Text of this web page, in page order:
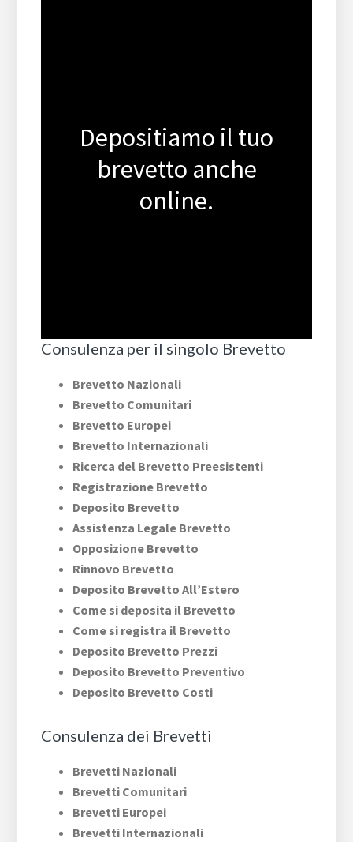
Depositiamo il tuo
brevetto anche
online.
Consulenza per il singolo Brevetto
Brevetto Nazionali
Brevetto Comunitari
Brevetto Europei
Brevetto Internazionali
Ricerca del Brevetto Preesistenti
Registrazione Brevetto
Deposito Brevetto
Assistenza Legale Brevetto
Opposizione Brevetto
Rinnovo Brevetto
Deposito Brevetto All’Estero
Come si deposita il Brevetto
Come si registra il Brevetto
Deposito Brevetto Prezzi
Deposito Brevetto Preventivo
Deposito Brevetto Costi
Consulenza dei Brevetti
Brevetti Nazionali
Brevetti Comunitari
Brevetti Europei
Brevetti Internazionali